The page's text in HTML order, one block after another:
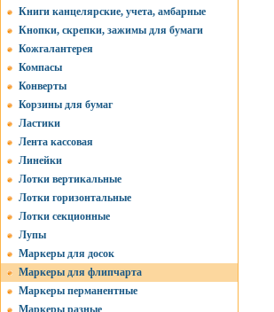
Книги канцелярские, учета, амбарные
Кнопки, скрепки, зажимы для бумаги
Кожгалантерея
Компасы
Конверты
Корзины для бумаг
Ластики
Лента кассовая
Линейки
Лотки вертикальные
Лотки горизонтальные
Лотки секционные
Лупы
Маркеры для досок
Маркеры для флипчарта
Маркеры перманентные
Маркеры разные